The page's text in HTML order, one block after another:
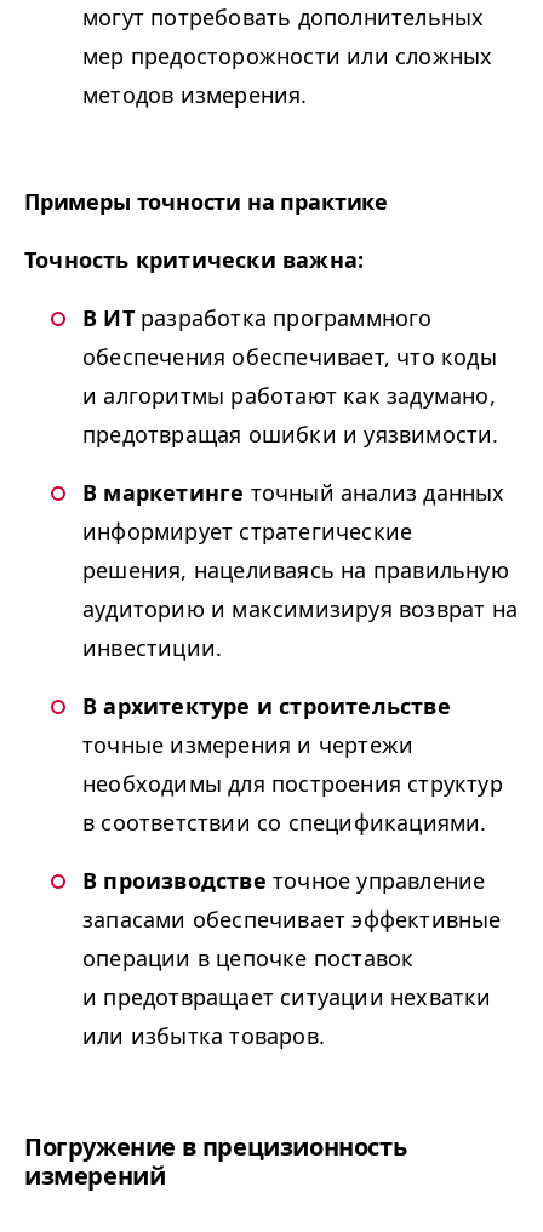
могут потребовать дополнительных
мер предосторожности или сложных
методов измерения.
Примеры точности на практике
Точность критически важна:
В ИТразработка программного
обеспечения обеспечивает, что коды
и алгоритмы работают как задумано,
предотвращая ошибки и уязвимости.
В маркетинге точный анализ данных
информирует стратегические
решения, нацеливаясь на правильную
аудиторию и максимизируя возврат на
инвестиции.
В архитектуре и строительстве
точные измерения и чертежи
необходимы для построения структур
в соответствии со спецификациями.
В производстве точное управление
запасами обеспечивает эффективные
операции в цепочке поставок
и предотвращает ситуации нехватки
или избытка товаров.
Погружение в прецизионность
измерений